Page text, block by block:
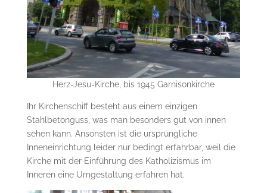
Herz-Jesu-Kirche, bis 1945 Garnisonkirche
Ihr Kirchenschiff besteht aus einem einzigen
Stahlbetonguss, was man besonders gut von innen
sehen kann. Ansonsten ist die ursprüngliche
Inneneinrichtung leider nur bedingt erfahrbar, weil die
Kirche mit der Einführung des Katholizismus im
Inneren eine Umgestaltung erfahren hat.